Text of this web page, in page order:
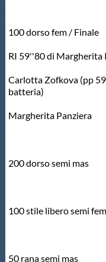
100 dorso fem / Finale
RI 59''80 di Margherita
Carlotta Zofkova (pp
batteria)
Margherita Panziera
200 dorso semi mas
100 stile libero semi fem
50 rana semi mas